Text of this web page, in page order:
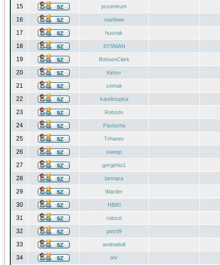
15 pccentrum
16 marlowe
17 husnak
18 SYSMAN
19 BobsenClark
20 Kimov
21 cemak
22 karelstupka
23 Robodo
24 Pavlucha
25 Trhanec
26 sweep
27 gorgeNo1
28 tarmara
29 Warder
30 HB80
31 robsol
32 petr99
33 androidoll
34 ohr